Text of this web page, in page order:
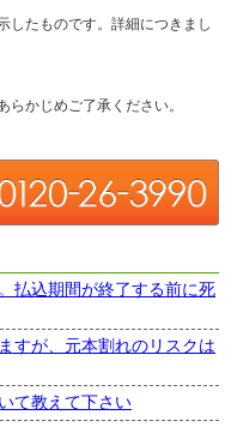
したものです。詳細につきまし
かじめご了承ください。
払込期間が終了する前に死
すが、元本割れのリスクは
て教えて下さい